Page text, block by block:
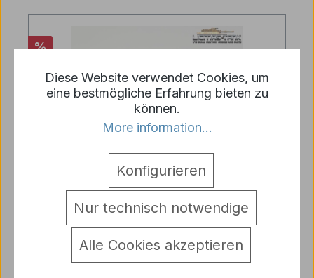
Rabatt
%
TOP ANGEBOT!!! RC Panzer 4 -
Ersatzteil - 1 Paar Treibräder- Heng-
Long 1:16
Verkaufspreis:
3,55 € Regulärer Preis:
4,95 € (28.28% gespart)
Diese Website verwendet Cookies, um
eine bestmögliche Erfahrung bieten zu
können.
More information...
Nur technisch notwendige
Konfigurieren
Alle Cookies akzeptieren